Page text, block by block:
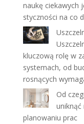
naukę ciekawych
styczności na co
kluczową rolę w
systemach, od
rosnących
Od
uniknąć
planowaniu prac